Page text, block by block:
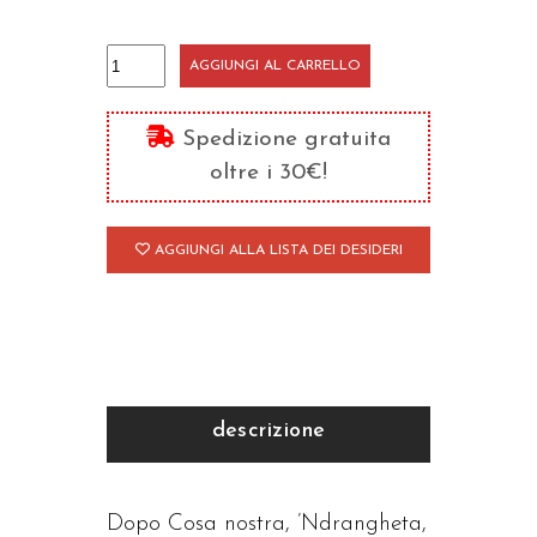
Mafia
nigeriana
quantità
AGGIUNGI AL CARRELLO
Spedizione gratuita
oltre i 30€!
AGGIUNGI ALLA LISTA DEI DESIDERI
descrizione
Dopo Cosa nostra, ’Ndrangheta,